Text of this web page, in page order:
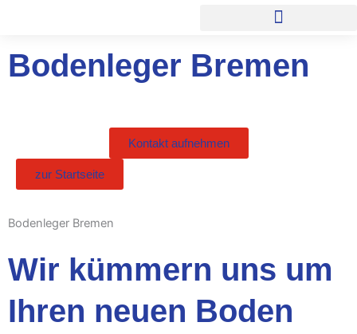
Bodenleger Bremen
Kontakt aufnehmen
zur Startseite
Bodenleger Bremen
Wir kümmern uns um
Ihren neuen Boden